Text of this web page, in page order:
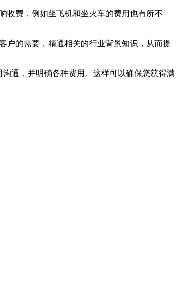
费，例如坐飞机和坐火车的费用也有所不
的需要，精通相关的行业背景知识，从而提
通，并明确各种费用。这样可以确保您获得满